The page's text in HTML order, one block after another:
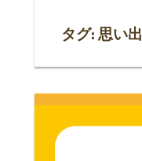
イ
ト。
タグ:思い出